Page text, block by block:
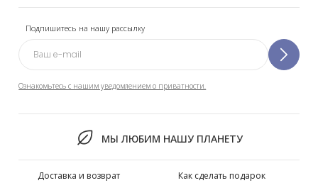
Подпишитесь на нашу рассылку
Ознакомьтесь с нашим уведомлением о приватности.
МЫ ЛЮБИМ НАШУ ПЛАНЕТУ
Доставка и возврат
Как сделать подарок